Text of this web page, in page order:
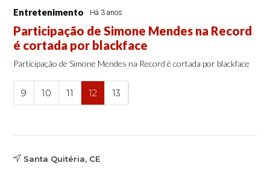
Entretenimento Há 3 anos
Participação de Simone Mendes na Record
é cortada por blackface
Participação de Simone Mendes na Record é cortada por blackface
9 10 11 12 13
Santa Quitéria, CE